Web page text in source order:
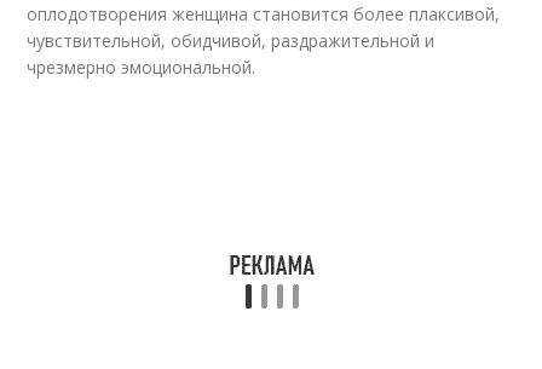
оплодотворения женщина становится более плаксивой,
чувствительной, обидчивой, раздражительной и
чрезмерно эмоциональной.